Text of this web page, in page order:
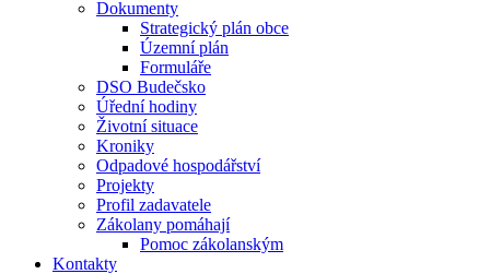
Dokumenty
Strategický plán obce
Územní plán
Formuláře
DSO Budečsko
Úřední hodiny
Životní situace
Kroniky
Odpadové hospodářství
Projekty
Profil zadavatele
Zákolany pomáhají
Pomoc zákolanským
Kontakty